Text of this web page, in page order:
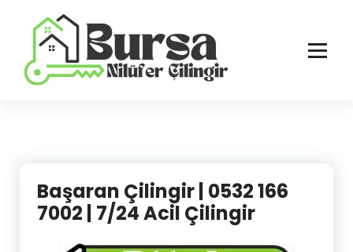
Başaran Çilingir | 0532 166
7002 | 7/24 Acil Çilingir